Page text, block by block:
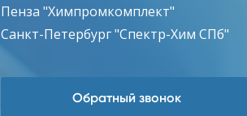
Пенза "Химпромкомплект"
Санкт-Петербург "Спектр-Хим СПб"
Обратный звонок